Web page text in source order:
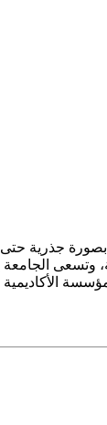
وتسعى الجامعة